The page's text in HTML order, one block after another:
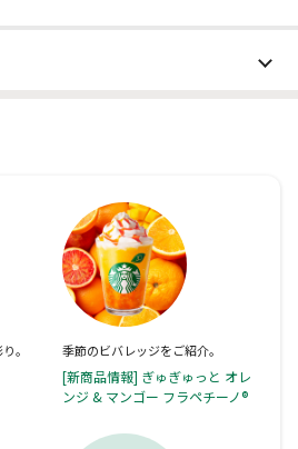
。 季節のビバレッジをご紹介。
[新商品情報] ぎゅぎゅっと オレ
ンジ & マンゴー フラペチーノ®